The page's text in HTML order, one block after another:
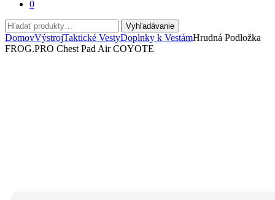
0
Hľadať:
Vyhľadávanie
DomovVýstrojTaktické VestyDoplnky k VestámHrudná Podložka
FROG.PRO Chest Pad Air COYOTE